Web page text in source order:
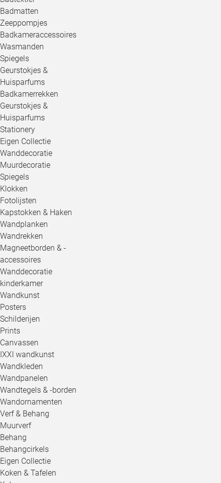
Badmatten
Zeeppompjes
Badkameraccessoires
Wasmanden
Spiegels
Geurstokjes &
Huisparfums
Badkamerrekken
Geurstokjes &
Huisparfums
Stationery
Eigen Collectie
Wanddecoratie
Muurdecoratie
Spiegels
Klokken
Fotolijsten
Kapstokken & Haken
Wandplanken
Wandrekken
Magneetborden & -
accessoires
Wanddecoratie
kinderkamer
Wandkunst
Posters
Schilderijen
Prints
Canvassen
IXXI wandkunst
Wandkleden
Wandpanelen
Wandtegels & -borden
Wandornamenten
Verf & Behang
Muurverf
Behang
Behangcirkels
Eigen Collectie
Koken & Tafelen